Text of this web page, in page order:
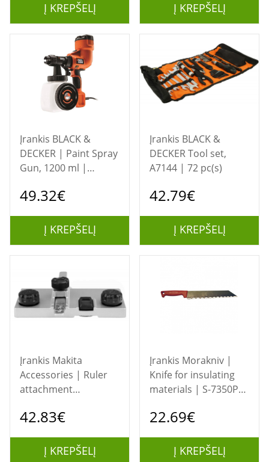
Į KREPŠELĮ Į KREPŠELĮ
Įrankis BLACK &
DECKER | Paint Spray
Gun, 1200 ml |
49.32€
Į KREPŠELĮ
Įrankis BLACK &
DECKER Tool set,
A7144 | 72 pc(s)
42.79€
Į KREPŠELĮ
Įrankis Makita
Accessories | Ruler
attachment
199232-5
42.83€
Į KREPŠELĮ
Įrankis Morakniv |
Knife for insulating
materials | S-7350P
22.69€
Į KREPŠELĮ